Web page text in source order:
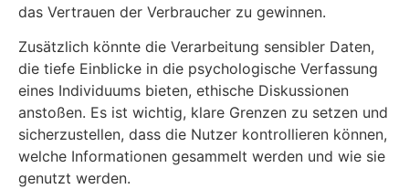
das Vertrauen der Verbraucher zu gewinnen.
Zusätzlich könnte die Verarbeitung sensibler Daten,
die tiefe Einblicke in die psychologische Verfassung
eines Individuums bieten, ethische Diskussionen
anstoßen. Es ist wichtig, klare Grenzen zu setzen und
sicherzustellen, dass die Nutzer kontrollieren können,
welche Informationen gesammelt werden und wie sie
genutzt werden.